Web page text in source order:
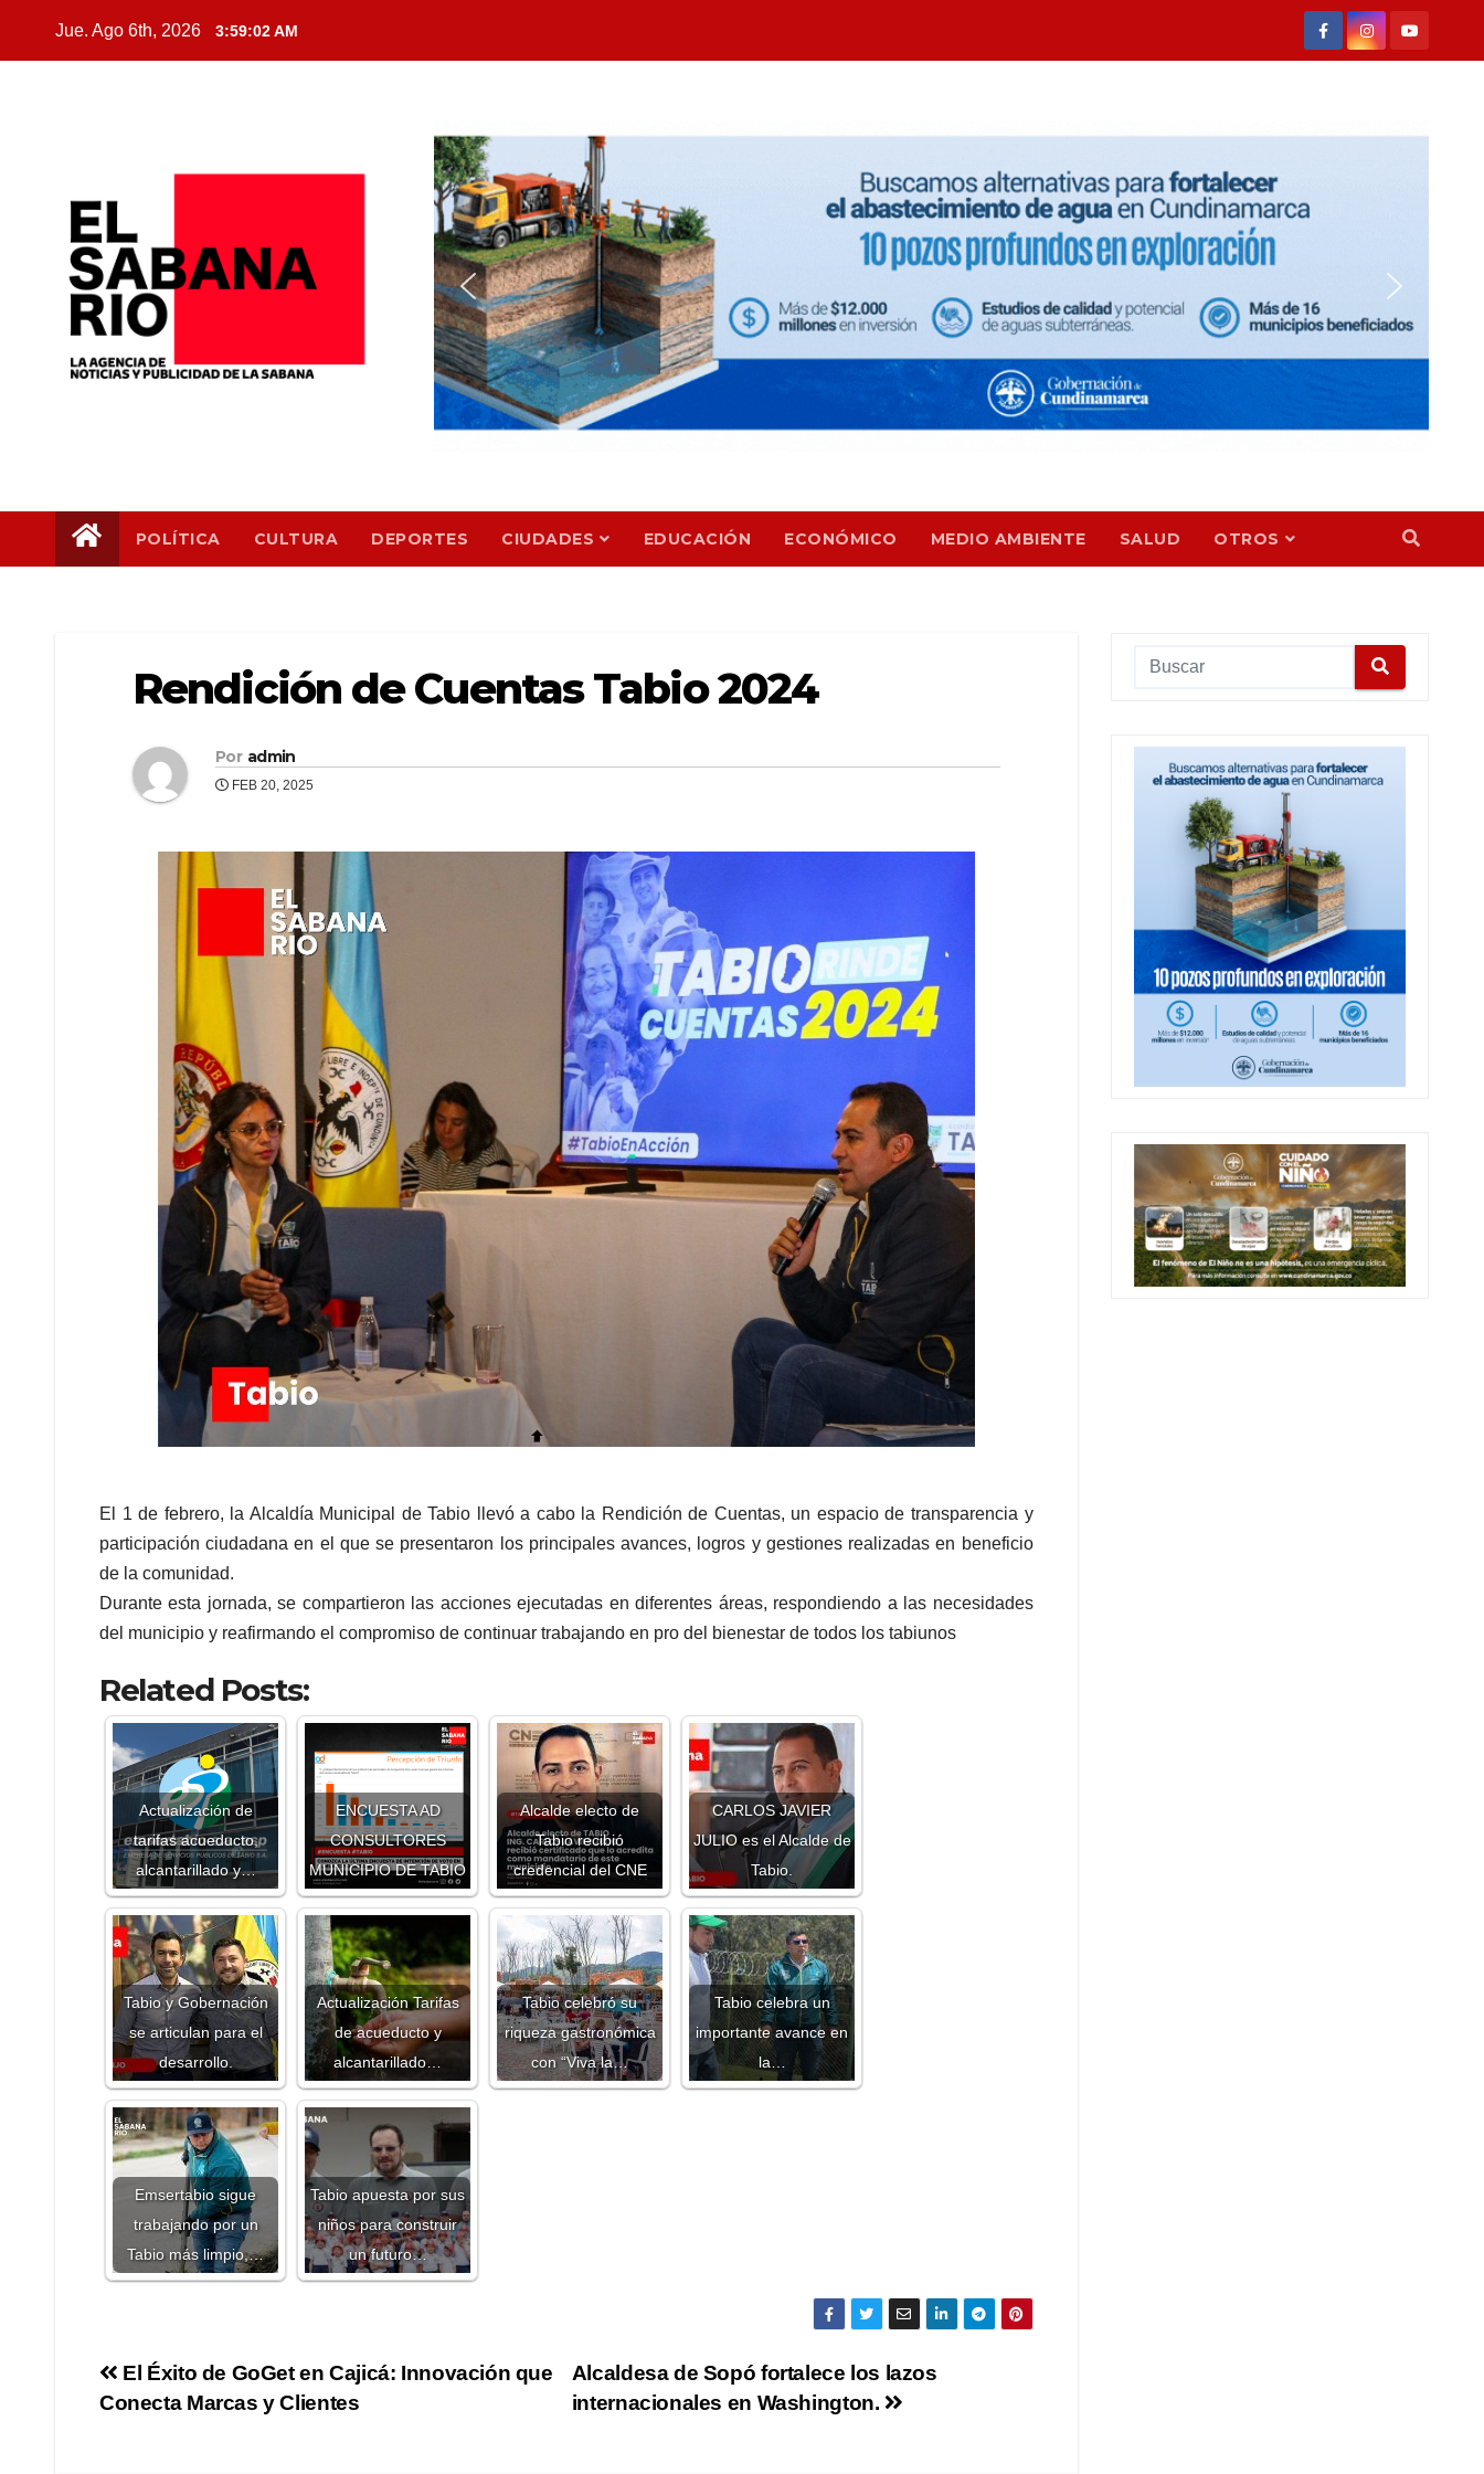
Jue. Ago 6th, 2026 3:59:03 AM
POLÍTICA CULTURA DEPORTES CIUDADES EDUCACIÓN ECONÓMICO MEDIO AMBIENTE SALUD OTROS
Rendición de Cuentas Tabio 2024
Por admin
FEB 20, 2025
El 1 de febrero, la Alcaldía Municipal de Tabio llevó a cabo la Rendición de Cuentas, un espacio de transparencia y
participación ciudadana en el que se presentaron los principales avances, logros y gestiones realizadas en beneficio
de la comunidad.
Durante esta jornada, se compartieron las acciones ejecutadas en diferentes áreas, respondiendo a las necesidades
del municipio y reafirmando el compromiso de continuar trabajando en pro del bienestar de todos los tabiunos
Related Posts:
Actualización de
tarifas acueducto,
alcantarillado y…
ENCUESTA AD
CONSULTORES
MUNICIPIO DE TABIO
Alcalde electo de
Tabio recibió
credencial del CNE
CARLOS JAVIER
JULIO es el Alcalde de
Tabio.
Tabio y Gobernación
se articulan para el
desarrollo.
Actualización Tarifas
de acueducto y
alcantarillado…
Tabio celebró su
riqueza gastronómica
con “Viva la…
Tabio celebra un
importante avance en
la…
Emsertabio sigue
trabajando por un
Tabio más limpio,…
Tabio apuesta por sus
niños para construir
un futuro…
Alcaldesa de Sopó fortalece los lazos
internacionales en Washington.
El Éxito de GoGet en Cajicá: Innovación que
Conecta Marcas y Clientes